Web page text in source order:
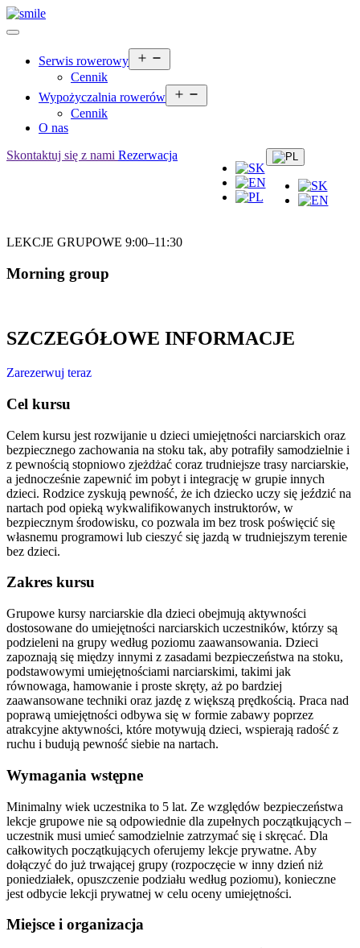
Serwis rowerowy
Cennik
Wypożyczalnia rowerów
Cennik
O nas
Skontaktuj się z nami Rezerwacja
LEKCJE GRUPOWE 9:00–11:30
Morning group
SZCZEGÓŁOWE INFORMACJE
Zarezerwuj teraz
Cel kursu
Celem kursu jest rozwijanie u dzieci umiejętności narciarskich oraz
bezpiecznego zachowania na stoku tak, aby potrafiły samodzielnie i
z pewnością stopniowo zjeżdżać coraz trudniejsze trasy narciarskie,
a jednocześnie zapewnić im pobyt i integrację w grupie innych
dzieci. Rodzice zyskują pewność, że ich dziecko uczy się jeździć na
nartach pod opieką wykwalifikowanych instruktorów, w
bezpiecznym środowisku, co pozwala im bez trosk poświęcić się
własnemu programowi lub cieszyć się jazdą w trudniejszym terenie
bez dzieci.
Zakres kursu
Grupowe kursy narciarskie dla dzieci obejmują aktywności
dostosowane do umiejętności narciarskich uczestników, którzy są
podzieleni na grupy według poziomu zaawansowania. Dzieci
zapoznają się między innymi z zasadami bezpieczeństwa na stoku,
podstawowymi umiejętnościami narciarskimi, takimi jak
równowaga, hamowanie i proste skręty, aż po bardziej
zaawansowane techniki oraz jazdę z większą prędkością. Praca nad
poprawą umiejętności odbywa się w formie zabawy poprzez
atrakcyjne aktywności, które motywują dzieci, wspierają radość z
ruchu i budują pewność siebie na nartach.
Wymagania wstępne
Minimalny wiek uczestnika to 5 lat. Ze względów bezpieczeństwa
lekcje grupowe nie są odpowiednie dla zupełnych początkujących –
uczestnik musi umieć samodzielnie zatrzymać się i skręcać. Dla
całkowitych początkujących oferujemy lekcje prywatne. Aby
dołączyć do już trwającej grupy (rozpoczęcie w inny dzień niż
poniedziałek, opuszczenie podziału według poziomu), konieczne
jest odbycie lekcji prywatnej w celu oceny umiejętności.
Miejsce i organizacja